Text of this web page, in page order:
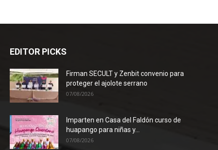
EDITOR PICKS
Firman SECULT y Zenbit convenio para
proteger el ajolote serrano
07/08/2026
Imparten en Casa del Faldón curso de
huapango para niñas y...
07/08/2026